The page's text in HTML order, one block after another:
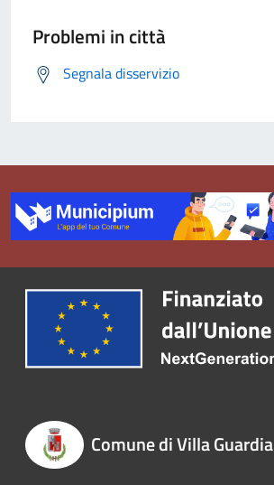
Problemi in città
Segnala disservizio
Comune di Villa Guardia